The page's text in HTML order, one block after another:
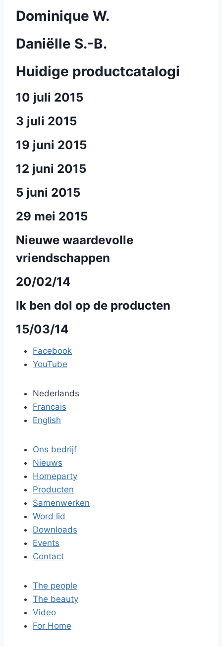
Dominique W.
Daniëlle S.-B.
Huidige productcatalogi
10 juli 2015
3 juli 2015
19 juni 2015
12 juni 2015
5 juni 2015
29 mei 2015
Nieuwe waardevolle
vriendschappen
20/02/14
Ik ben dol op de producten
15/03/14
Facebook
YouTube
Nederlands
Francais
English
Ons bedrijf
Nieuws
Homeparty
Producten
Samenwerken
Word lid
Downloads
Events
Contact
The people
The beauty
Video
For Home